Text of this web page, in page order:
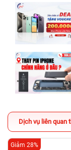
Dịch vụ liên quan
Giảm 28%